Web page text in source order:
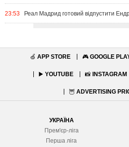
23:53 Реал Мадрид готовий відпустити
🍏 APP STORE 🎮 GOOGLE
▶️ YOUTUBE 📸 INSTAGRAM
🦉 ADVERTISING
УКРАЇНА
Прем'єр-ліга
Перша ліга